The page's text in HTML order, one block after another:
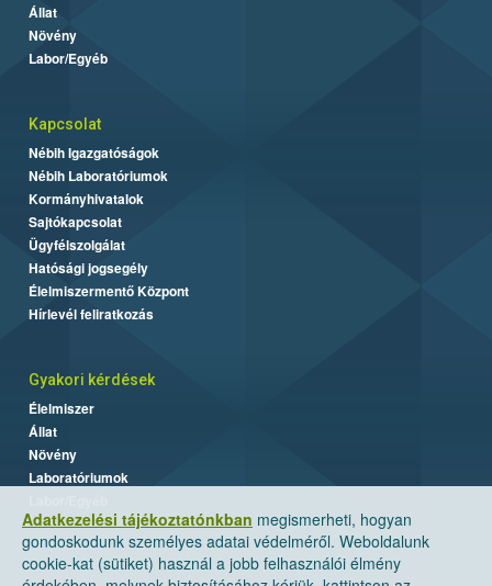
Adatkezelési tájékoztatónkban megismerheti, hogyan
gondoskodunk személyes adatai védelméről. Weboldalunk
cookie-kat (sütiket) használ a jobb felhasználói élmény
Állat
Növény
Labor/Egyéb
Kapcsolat
Nébih Igazgatóságok
Nébih Laboratóriumok
Kormányhivatalok
Sajtókapcsolat
Ügyfélszolgálat
Hatósági jogsegély
Élelmiszermentő Központ
Hírlevél feliratkozás
Gyakori kérdések
Élelmiszer
Állat
Növény
Laboratóriumok